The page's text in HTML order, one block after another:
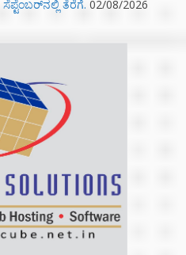
ಸೆಪ್ಟೆಂಬರ್‌ನಲ್ಲಿ ತೆರೆಗೆ. 02/08/2026